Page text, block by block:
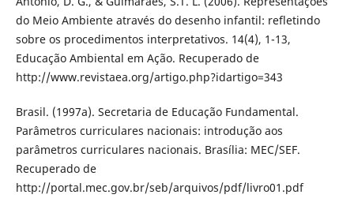
do Meio Ambiente através do desenho infantil: refletindo
sobre os procedimentos interpretativos. 14(4), 1-13,
Educação Ambiental em Ação. Recuperado de
http://www.revistaea.org/artigo.php?idartigo=343
Brasil. (1997a). Secretaria de Educação Fundamental.
Parâmetros curriculares nacionais: introdução aos
parâmetros curriculares nacionais. Brasília: MEC/SEF.
Recuperado de
http://portal.mec.gov.br/seb/arquivos/pdf/livro01.pdf